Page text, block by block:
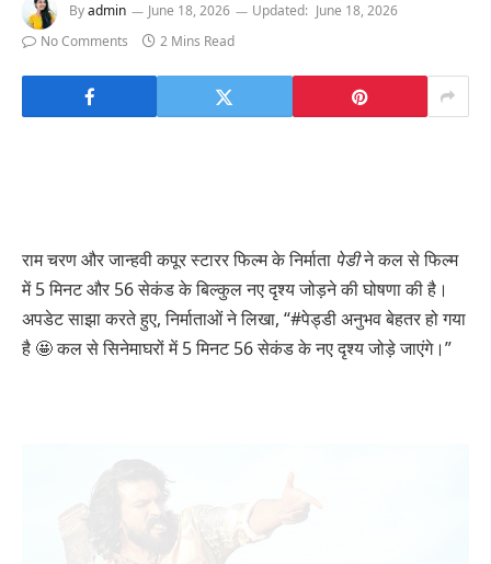
Byadmin June 18, 2026 Updated: June 18, 2026
No Comments
2 Mins Read
राम चरण और जान्हवी कपूर स्टारर फिल्म के निर्माता पेडीने कल से फिल्म
में 5 मिनट और 56 सेकंड के बिल्कुल नए दृश्य जोड़ने की घोषणा की है।
अपडेट साझा करते हुए, निर्माताओं ने लिखा, “#पेड्डी अनुभव बेहतर हो गया
है 🤩 कल से सिनेमाघरों में 5 मिनट 56 सेकंड के नए दृश्य जोड़े जाएंगे।”